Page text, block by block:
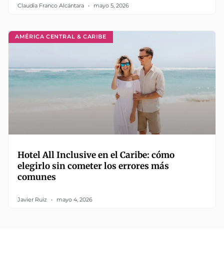
Claudia Franco Alcántara mayo 5, 2026
AMÉRICA CENTRAL & CARIBE
Hotel All Inclusive en el Caribe: cómo
elegirlo sin cometer los errores más
comunes
Javier Ruiz mayo 4, 2026